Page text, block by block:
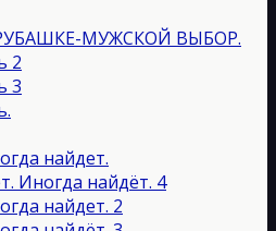
МУЖСКОЙ ВЫБОР.
2
3
найдет.
Иногда найдёт. 4
найдет. 2